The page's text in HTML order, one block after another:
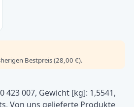
Bestpreis (28,00 €).
423 007, Gewicht [kg]: 1,5541,
Von uns gelieferte Produkte